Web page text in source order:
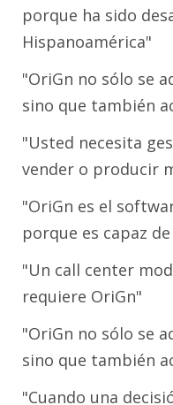
porque ha sido
Hispanoamérica"
"OriGn no sólo se
sino que también
"Usted necesita
vender o producir
"OriGn es el
porque es capaz
"Un call center
requiere OriGn"
"OriGn no sólo se
sino que también
"Cuando una